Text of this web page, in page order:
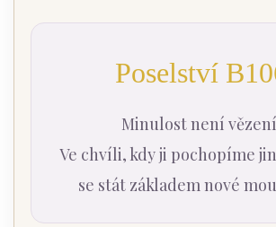
Poselství
Minulost není
Ve chvíli, kdy ji pochopíme
se stát základem nové